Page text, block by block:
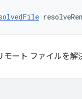
ート ファイルを解